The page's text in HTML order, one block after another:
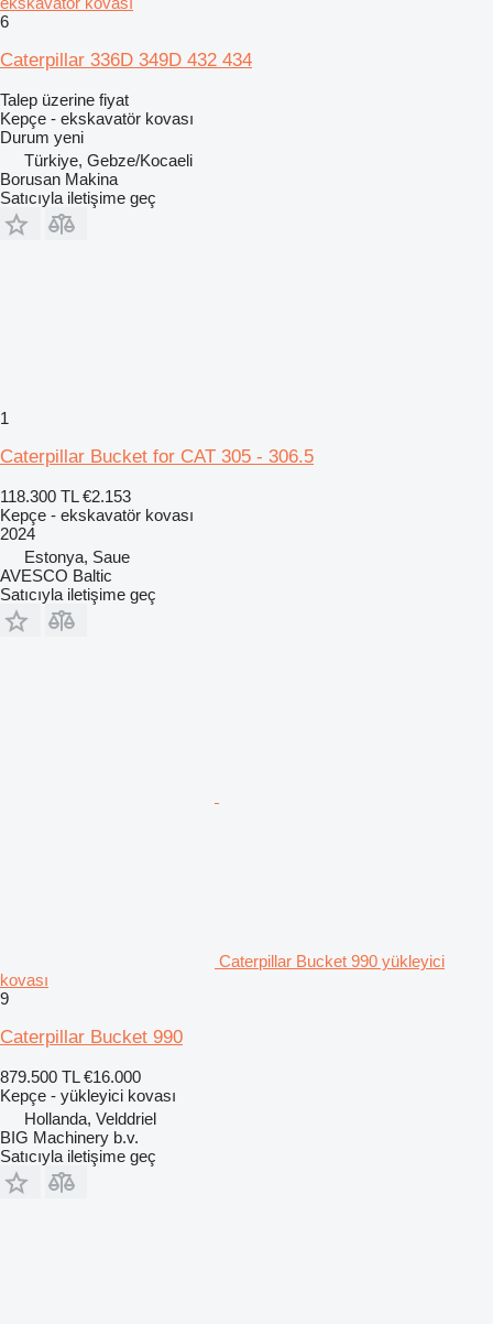
6
Caterpillar 336D 349D 432 434
Talep üzerine fiyat
Kepçe - ekskavatör kovası
Durum yeni
Türkiye, Gebze/Kocaeli
Borusan Makina
Satıcıyla iletişime geç
1
Caterpillar Bucket for CAT 305 - 306.5
118.300 TL €2.153
Kepçe - ekskavatör kovası
2024
Estonya, Saue
AVESCO Baltic
Satıcıyla iletişime geç
Caterpillar Bucket 990 yükleyici
kovası
9
Caterpillar Bucket 990
879.500 TL €16.000
Kepçe - yükleyici kovası
Hollanda, Velddriel
BIG Machinery b.v.
Satıcıyla iletişime geç